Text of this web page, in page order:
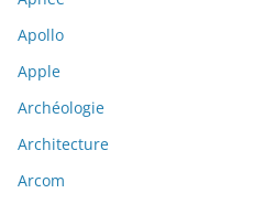
Apollo
Apple
Archéologie
Architecture
Arcom